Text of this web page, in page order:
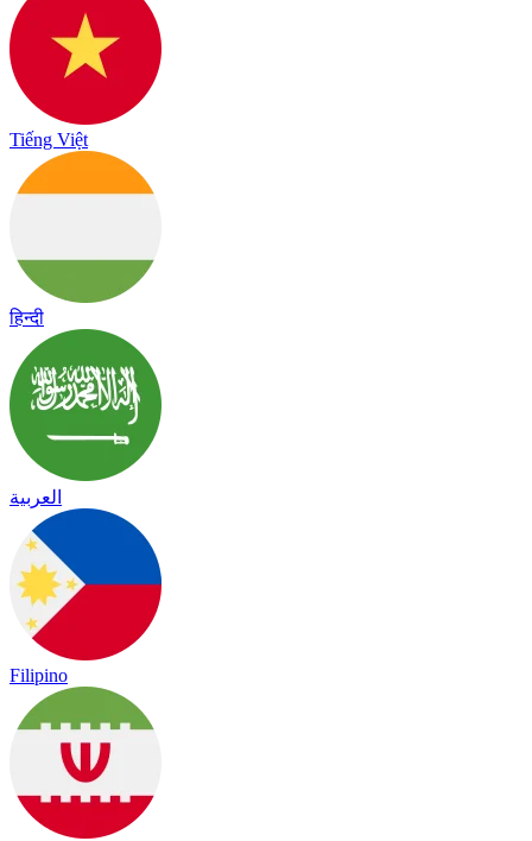
Tiếng Việt
हिन्दी
العربية
Filipino